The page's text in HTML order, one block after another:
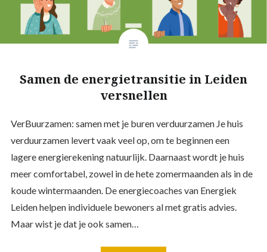
Samen de energietransitie in Leiden
versnellen
VerBuurzamen: samen met je buren verduurzamen Je huis
verduurzamen levert vaak veel op, om te beginnen een
lagere energierekening natuurlijk. Daarnaast wordt je huis
meer comfortabel, zowel in de hete zomermaanden als in de
koude wintermaanden. De energiecoaches van Energiek
Leiden helpen individuele bewoners al met gratis advies.
Maar wist je dat je ook samen…